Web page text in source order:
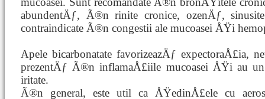
abundentÄƒ, Ã®n rinite cronice, ozenÄƒ,
contraindicate Ã®n congestii ale mucoasei ÅŸi
Apele bicarbonatate favorizeazÄƒ expectoraÅ£ia,
prezentÄƒ Ã®n inflamaÅ£iile mucoasei ÅŸi au un
iritate.
Ã®n general, este util ca ÅŸedinÅ£ele cu